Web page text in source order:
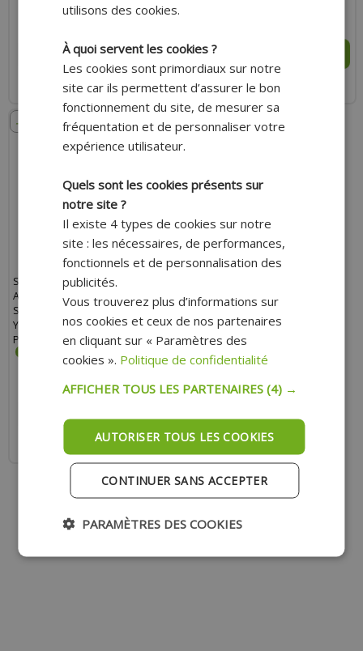
10.30 €
AJOUTER AU PANIER
Expédition Rapide Expédition Rapide
- 10%
SEGMENT ATHENA POUR PISTON
ALUMINIUM POUR AM6, DERBI
SENDA, MBK 50 BOOSTER, NITRO,
YAMAHA 50 BWS, AEROX, TZR,
PEUGEOT 50 TKR, LUDIX, PIAGGIO
50 ZIP, TYPHOON, GILERA 50
STALKER (VENDU À L'UNITÉ)
14.90 €
16.50 €
Expédition Rapide
utilisons des cookies.
À quoi servent les cookies ?
Les cookies sont primordiaux sur notre
site car ils permettent d’assurer le bon
fonctionnement du site, de mesurer sa
fréquentation et de personnaliser votre
expérience utilisateur.
Quels sont les cookies présents sur
notre site ?
Il existe 4 types de cookies sur notre
site : les nécessaires, de performances,
fonctionnels et de personnalisation des
publicités.
Vous trouverez plus d’informations sur
nos cookies et ceux de nos partenaires
en cliquant sur « Paramètres des
cookies ». Politique de confidentialité
AFFICHER TOUS LES PARTENAIRES(4) →
AUTORISER TOUS LES COOKIES
CONTINUER SANS ACCEPTER
PARAMÈTRES DES COOKIES